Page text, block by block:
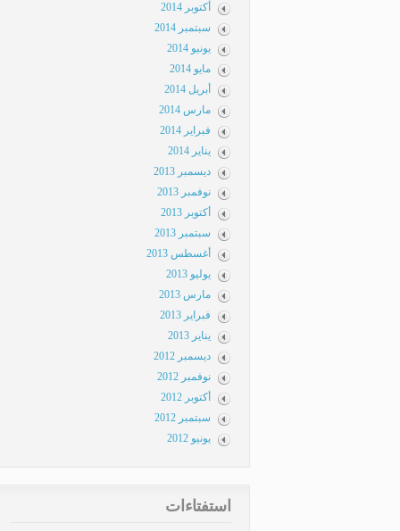
أكتوبر 2014
سبتمبر 2014
يونيو 2014
مايو 2014
أبريل 2014
مارس 2014
فبراير 2014
يناير 2014
ديسمبر 2013
نوفمبر 2013
أكتوبر 2013
سبتمبر 2013
أغسطس 2013
يوليو 2013
مارس 2013
فبراير 2013
يناير 2013
ديسمبر 2012
نوفمبر 2012
أكتوبر 2012
سبتمبر 2012
يونيو 2012
استفتاءات